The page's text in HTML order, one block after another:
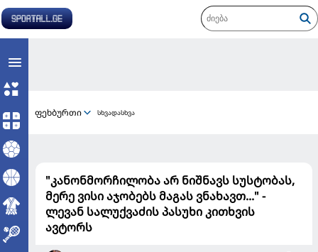
ფეხბურთი სხვადასხვა
"კანონმორჩილობა არ ნიშნავს სუსტობას,
მერე ვისი აჯობებს მაგას ვნახავთ..." -
ლევან სალუქვაძის პასუხი კითხვის
ავტორს